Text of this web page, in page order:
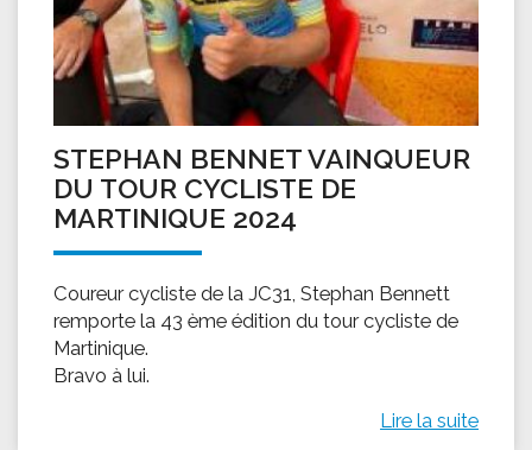
STEPHAN BENNET VAINQUEUR
DU TOUR CYCLISTE DE
MARTINIQUE 2024
Coureur cycliste de la JC31, Stephan Bennett
remporte la 43 ème édition du tour cycliste de
Martinique.
Bravo à lui.
Lire la suite